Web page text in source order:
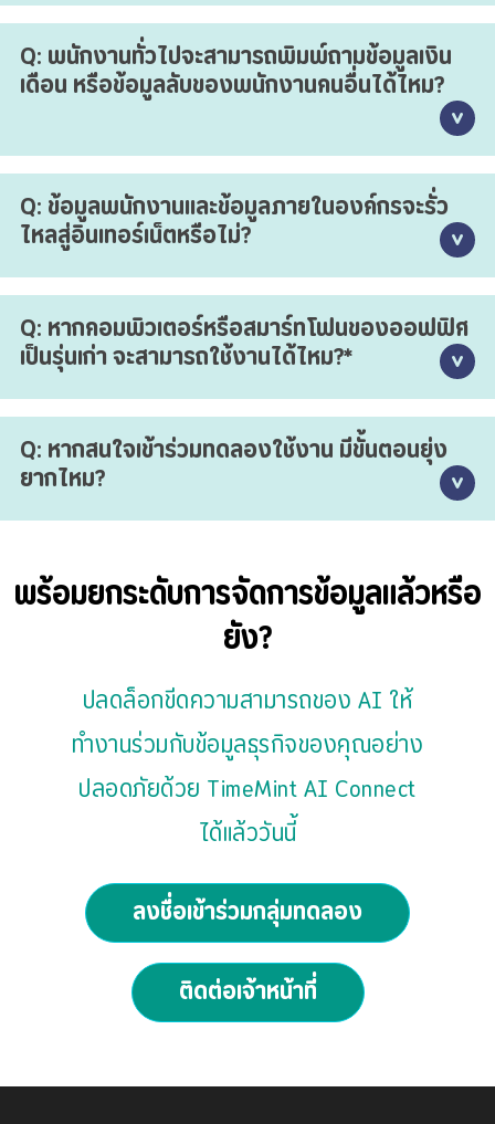
งานได้เป็นอย่างดี
A: คุณสามารถตั้งค่าให้ AI คอยตรวจสอบความผิดปกติและแจ้ง
เตือนเชิงรุกได้ เช่น สั่งการว่า "หากพบว่าพนักงานในไลน์ผลิตลา
พร้อมกันเกิน 3 คนในวันเดียวกัน ให้แจ้งเตือนทันที" เพื่อให้คุณ
สามารถบริหารจัดการกำลังพลและแก้ไขสถานการณ์ได้ทันท่วงที
Q: พนักงานทั่วไปจะสามารถพิมพ์ถามข้อมูลเงิน
เดือน หรือข้อมูลลับของพนักงานคนอื่นได้ไหม?
A: ไม่สามารถทำได้เด็ดขาด** ระบบ AI Connect จะอ้างอิงสิทธิ์
การเข้าถึงข้อมูลตามโครงสร้างเดิมในระบบ TimeMint ของคุณ
พนักงานทั่วไปจะไม่สามารถสอบถามข้อมูลส่วนตัวของผู้อื่นได้
โดยผู้ที่สามารถดูข้อมูลภาพรวมหรือข้อมูลสำคัญได้ จะต้องเป็น
เจ้าของธุรกิจ หัวหน้างาน หรือ HR ที่ได้รับอนุญาตเท่านั้น
Q: ข้อมูลพนักงานและข้อมูลภายในองค์กรจะรั่ว
ไหลสู่อินเทอร์เน็ตหรือไม่?
A: ปลอดภัย 100% เราใช้ช่องทางการเชื่อมต่อส่วนตัวที่ปลอดภัย
(Enterprise Privacy) ข้อมูลภายในองค์กรของคุณจะถูกนำมา
ประมวลผลเป็นการภายในเพื่อตอบคำถามของคุณเท่านั้น จะไม่มี
การนำข้อมูลไปเผยแพร่หรือใช้เทรน AI สาธารณะอย่างแน่นอน
Q: หากคอมพิวเตอร์หรือสมาร์ทโฟนของออฟฟิศ
เป็นรุ่นเก่า จะสามารถใช้งานได้ไหม?*
A: ใช้งานได้แน่นอน เนื่องจากระบบนี้ทำงานบนระบบคลาวด์ ขอ
เพียงอุปกรณ์ของคุณสามารถเชื่อมต่ออินเทอร์เน็ตและเปิดใช้งาน
หน้าเว็บเพื่อพิมพ์แชทได้ ก็สามารถใช้งานได้ทันที โดยไม่ต้องติด
Q: หากสนใจเข้าร่วมทดลองใช้งาน มีขั้นตอนยุ่ง
ยากไหม?
TimeMint (ใช้เวลาตั้งค่าครั้งแรกเพียง 10-15 นาที) หลังจากนั้น
คุณก็สามารถเริ่มพิมพ์ถาม-ตอบเป็นภาษาไทย และเปิด
ประสบการณ์การบริหารงานบุคคลรูปแบบใหม่ได้ทันที
พร้อมยกระดับการจัดการข้อมูลแล้วหรือ
ยัง?
ปลดล็อกขีดความสามารถของ AI ให้
ทำงานร่วมกับข้อมูลธุรกิจของคุณอย่าง
ปลอดภัยด้วย TimeMint AI Connect
ได้แล้ววันนี้
ลงชื่อเข้าร่วมกลุ่มทดลอง
ติดต่อเจ้าหน้าที่